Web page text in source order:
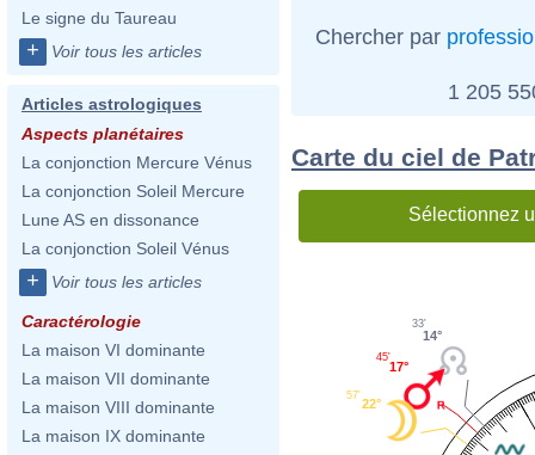
Le signe du Taureau
+ Voir tous les articles
Articles astrologiques
Aspects planétaires
La conjonction Mercure Vénus
La conjonction Soleil Mercure
Lune AS en dissonance
La conjonction Soleil Vénus
+ Voir tous les articles
Caractérologie
La maison VI dominante
La maison VII dominante
La maison VIII dominante
La maison IX dominante
Chercher par
1 205
Carte du ciel de
Sélectionnez
14°
33'
17°
45'
22°
57'